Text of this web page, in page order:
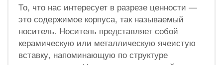
То, что нас интересует в разрезе ценности —
это содержимое корпуса, так называемый
носитель. Носитель представляет собой
керамическую или металлическую ячеистую
вставку, напоминающую по структуре